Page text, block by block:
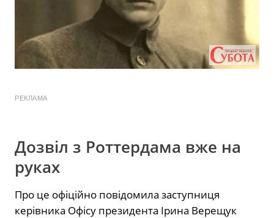
РЕКЛАМА
Дозвіл з Роттердама вже на
руках
Про це офіційно повідомила заступниця
керівника Офісу президента Ірина Верещук